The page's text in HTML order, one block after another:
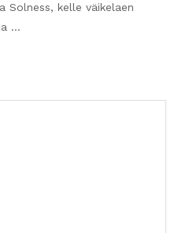
Solness, kelle väikelaen
…